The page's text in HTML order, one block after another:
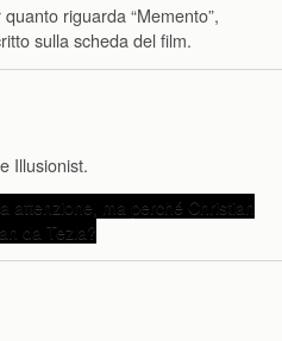
riguarda “Memento”,
sulla scheda del film.
Illusionist.
attenzione, ma perché Christian
da Tezla?